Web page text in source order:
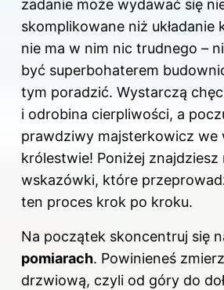
zadanie może wydawać się
skomplikowane niż układanie
nie ma w nim nic trudnego –
być superbohaterem
tym poradzić. Wystarczą
i odrobina cierpliwości, a
prawdziwy majsterkowicz we
królestwie! Poniżej znajdziesz
wskazówki, które
ten proces krok po kroku.
Na początek skoncentruj się
pomiarach. Powinieneś
drzwiową, czyli od góry do